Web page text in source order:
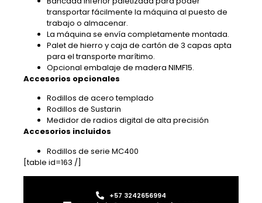
transportar fácilmente la máquina al puesto de
trabajo o almacenar.
La máquina se envía completamente montada.
Palet de hierro y caja de cartón de 3 capas apta
para el transporte marítimo.
Opcional embalaje de madera NIMF15.
Accesorios opcionales
Rodillos de acero templado
Rodillos de Sustarin
Medidor de radios digital de alta precisión
Accesorios incluidos
Rodillos de serie MC400
[table id=163 /]